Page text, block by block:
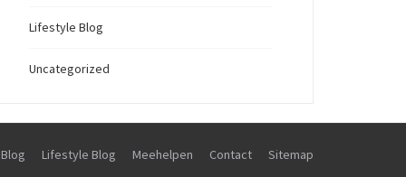
Lifestyle Blog
Uncategorized
Lifestyle Blog Meehelpen Contact Sitemap